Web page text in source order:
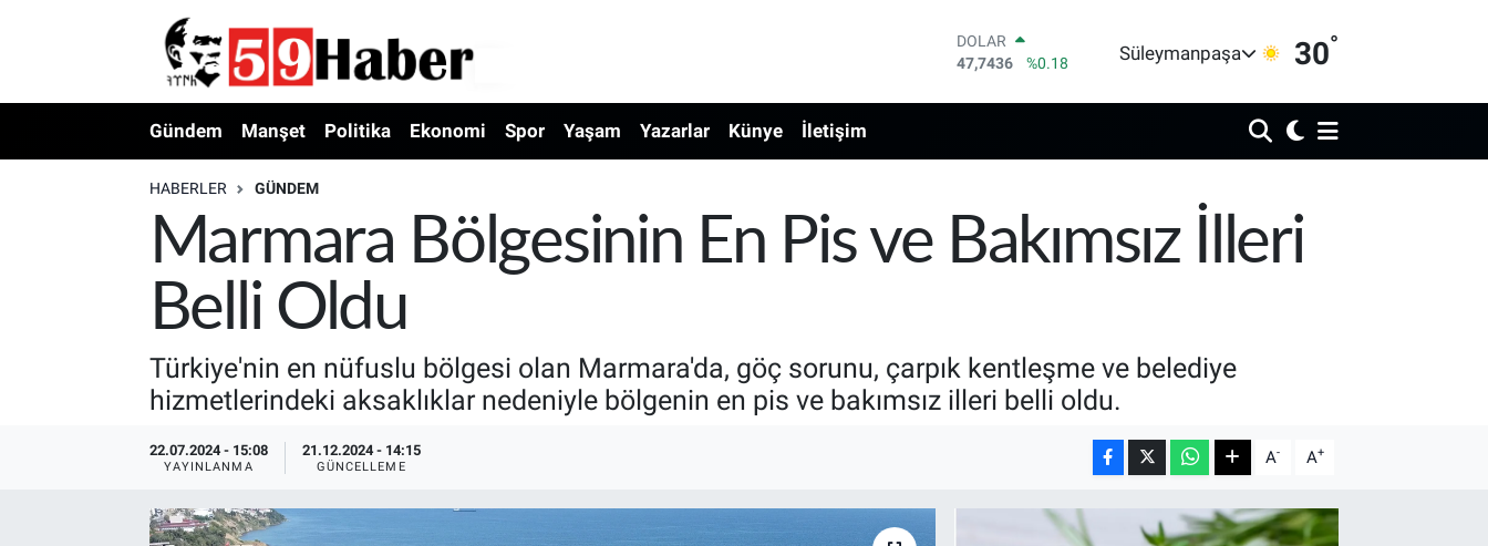
DOLAR
47,7436
%0.18
55,2510
%0.32
BİST100
13.779
%-14
BITCOIN
Süleymanpaşa 30°
Gündem Manşet Politika Ekonomi Spor Yaşam Yazarlar Künye İletişim
HABERLER GÜNDEM
Marmara Bölgesinin En Pis ve Bakımsız İlleri
Belli Oldu
Türkiye'nin en nüfuslu bölgesi olan Marmara'da, göç sorunu, çarpık kentleşme ve belediye
hizmetlerindeki aksaklıklar nedeniyle bölgenin en pis ve bakımsız illeri belli oldu.
22.07.2024 - 15:08
YAYINLANMA
21.12.2024 - 14:15
GÜNCELLEME A- A+